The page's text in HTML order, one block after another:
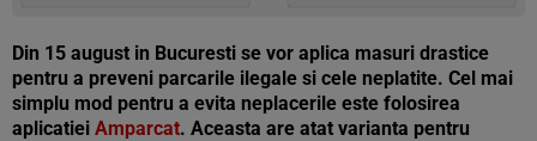
Din 15 august in Bucuresti se vor aplica masuri drastice
pentru a preveni parcarile ilegale si cele neplatite. Cel mai
simplu mod pentru a evita neplacerile este folosirea
aplicatiei Amparcat. Aceasta are atat varianta pentru